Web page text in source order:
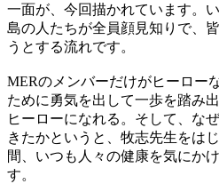
一面が、今回描かれています。
島の人たちが全員顔見知りで、
うとする流れです。
MERのメンバーだけがヒーロー
ために勇気を出して一歩を踏み
ヒーローになれる。そして、な
きたかというと、牧志先生をは
間、いつも人々の健康を気にか
す。